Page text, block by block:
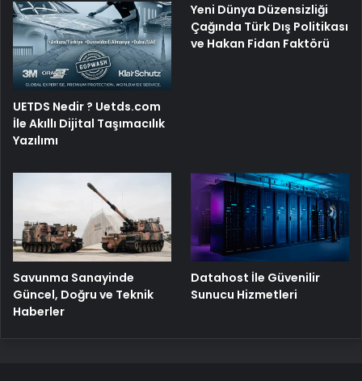
UETDS Nedir ? Uetds.com
İle Akıllı Dijital Taşımacılık
Yazılımı
Yeni Dünya Düzensizliği
Çağında Türk Dış Politikası
ve Hakan Fidan Faktörü
Savunma Sanayinde
Güncel, Doğru ve Teknik
Haberler
Datahost İle Güvenilir
Sunucu Hizmetleri